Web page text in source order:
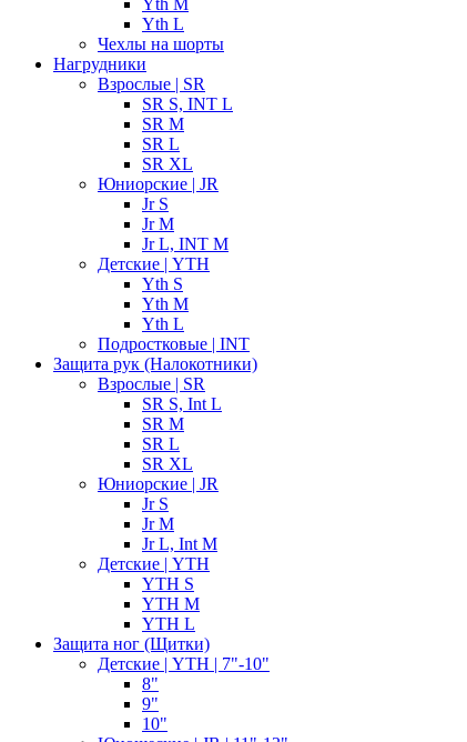
Yth M
Yth L
Чехлы на шорты
Нагрудники
Взрослые | SR
SR S, INT L
SR M
SR L
SR XL
Юниорские | JR
Jr S
Jr M
Jr L, INT M
Детские | YTH
Yth S
Yth M
Yth L
Подростковые | INT
Защита рук (Налокотники)
Взрослые | SR
SR S, Int L
SR M
SR L
SR XL
Юниорские | JR
Jr S
Jr M
Jr L, Int M
Детские | YTH
YTH S
YTH M
YTH L
Защита ног (Щитки)
Детские | YTH | 7"-10"
8"
9"
10"